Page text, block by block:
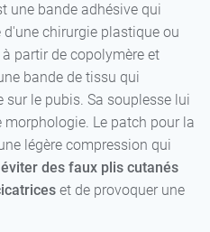
une bande adhésive qui
chirurgie plastique ou
partir de copolymère et
bande de tissu qui
le pubis. Sa souplesse lui
Le patch pour la
légère compression qui
éviter des faux plis cutanés
et de provoquer une